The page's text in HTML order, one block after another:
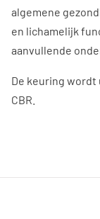
algemene
en lichamelijk
aanvullende
De keuring
CBR.